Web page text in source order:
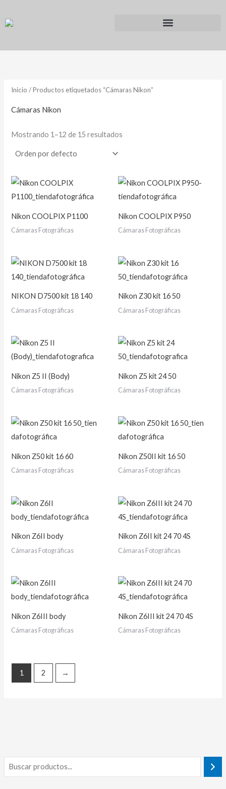
Inicio / Productos etiquetados “Cámaras Nikon”
Cámaras Nikon
Mostrando 1–12 de 15 resultados
Nikon COOLPIX P1100
Cámaras Fotográficas
Nikon COOLPIX P950
Cámaras Fotográficas
NIKON D7500 kit 18 140
Cámaras Fotográficas
Nikon Z30 kit 16 50
Cámaras Fotográficas
Nikon Z5 II (Body)
Cámaras Fotográficas
Nikon Z5 kit 24 50
Cámaras Fotográficas
Nikon Z50 kit 16 60
Cámaras Fotográficas
Nikon Z50II kit 16 50
Cámaras Fotográficas
Nikon Z6II body
Cámaras Fotográficas
Nikon Z6II kit 24 70 4S
Cámaras Fotográficas
Nikon Z6III body
Cámaras Fotográficas
Nikon Z6III kit 24 70 4S
Cámaras Fotográficas
1 2 →